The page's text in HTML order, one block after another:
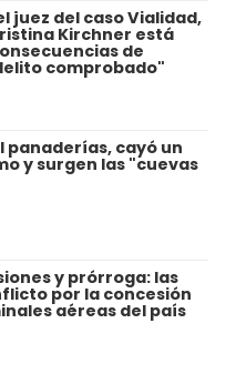
juez del caso Vialidad,
Kirchner está
de
comprobado"
panaderías, cayó un
y surgen las "cuevas
y prórroga: las
por la concesión
aéreas del país